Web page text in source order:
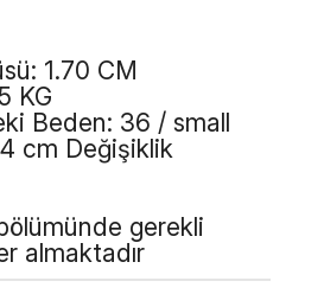
1.70 CM
KG
Beden: 36 / small
cm Değişiklik
gerekli
almaktadır